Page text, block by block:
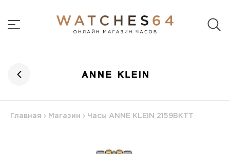
Главная › Магазин › Часы ANNE KLEIN 2159BKTT